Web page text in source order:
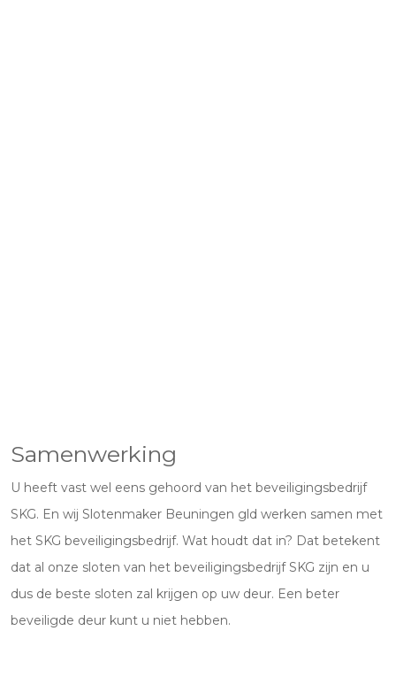
Samenwerking
U heeft vast wel eens gehoord van het beveiligingsbedrijf
SKG. En wij Slotenmaker Beuningen gld werken samen met
het SKG beveiligingsbedrijf. Wat houdt dat in? Dat betekent
dat al onze sloten van het beveiligingsbedrijf SKG zijn en u
dus de beste sloten zal krijgen op uw deur. Een beter
beveiligde deur kunt u niet hebben.